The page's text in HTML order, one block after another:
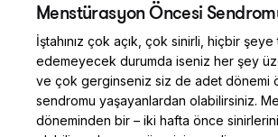
Menstürasyon Öncesi
İştahınız çok açık, çok sinirli, hiçbir şeye
edemeyecek durumda iseniz her şey
ve çok gerginseniz siz de adet dönemi
sendromu yaşayanlardan olabilirsiniz.
döneminden bir – iki hafta önce